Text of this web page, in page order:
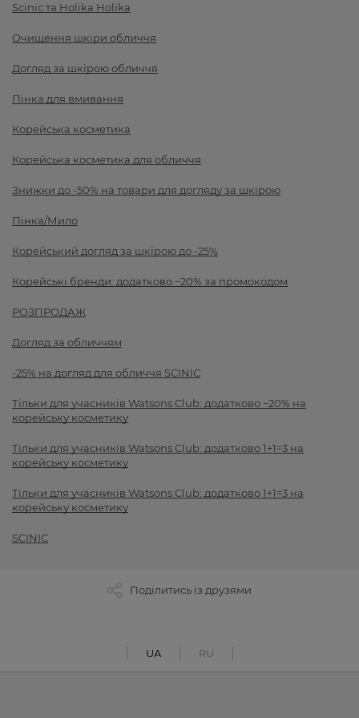
Scinic та Holika Holika
Очищення шкіри обличчя
Догляд за шкірою обличчя
Пінка для вмивання
Корейська косметика
Корейська косметика для обличчя
Знижки до -50% на товари для догляду за шкірою
Пінка/Мило
Корейський догляд за шкірою до -25%
Корейські бренди: додатково −20% за промокодом
РОЗПРОДАЖ
Догляд за обличчям
-25% на догляд для обличчя SCINIC
Тільки для учасників Watsons Club: додатково −20% на
корейську косметику
Тільки для учасників Watsons Club: додатково 1+1=3 на
корейську косметику
Тільки для учасників Watsons Club: додатково 1+1=3 на
корейську косметику
SCINIC
Поділитись із друзями
UA RU